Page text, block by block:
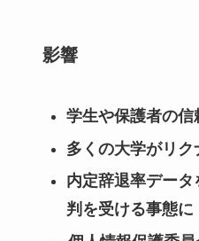
影響
学生や保護者の信
多くの大学がリ
内定辞退率デー
判を受ける事態に